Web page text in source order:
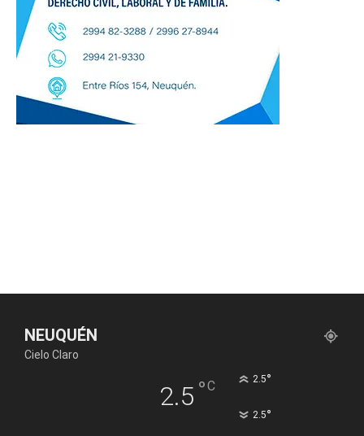
NEUQUÉN
Cielo Claro
2.5 °C 2.5°
2.5°